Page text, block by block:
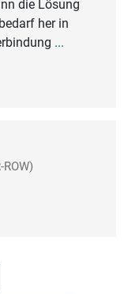
die Lösung
her in
...
ROW)